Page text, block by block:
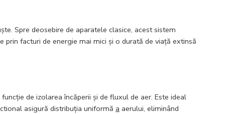
Spre deosebire de aparatele clasice, acest sistem
facturi de energie mai mici și o durată de viață extinsă
de izolarea încăperii și de fluxul de aer. Este ideal
asigură distribuția uniformă a aerului, eliminând